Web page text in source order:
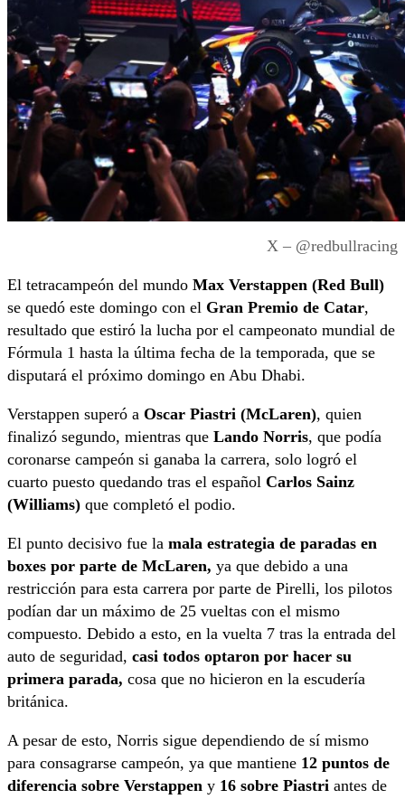
X – @redbullracing
El tetracampeón del mundo Max Verstappen (Red Bull)
se quedó este domingo con el Gran Premio de Catar,
resultado que estiró la lucha por el campeonato mundial de
Fórmula 1 hasta la última fecha de la temporada, que se
disputará el próximo domingo en Abu Dhabi.
Verstappen superó a Oscar Piastri (McLaren), quien
finalizó segundo, mientras que Lando Norris, que podía
coronarse campeón si ganaba la carrera, solo logró el
cuarto puesto quedando tras el español Carlos Sainz
(Williams) que completó el podio.
El punto decisivo fue la mala estrategia de paradas en
boxes por parte de McLaren, ya que debido a una
restricción para esta carrera por parte de Pirelli, los pilotos
podían dar un máximo de 25 vueltas con el mismo
compuesto. Debido a esto, en la vuelta 7 tras la entrada del
auto de seguridad, casi todos optaron por hacer su
primera parada, cosa que no hicieron en la escudería
británica.
A pesar de esto, Norris sigue dependiendo de sí mismo
para consagrarse campeón, ya que mantiene 12 puntos de
diferencia sobre Verstappen y 16 sobre Piastri antes de